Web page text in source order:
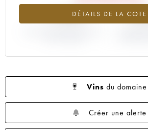
1949 1947
DÉTAILS DE LA COTE
-7.29%
Vins du domaine
Créer une alerte